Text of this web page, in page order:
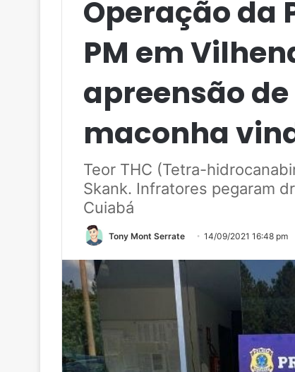
Operação da
PM em
apreensão
maconha
Teor THC (Tetra-
Skank. Infratores pegaram
Cuiabá
Tony Mont Serrate 14/09/2021 16:48 pm